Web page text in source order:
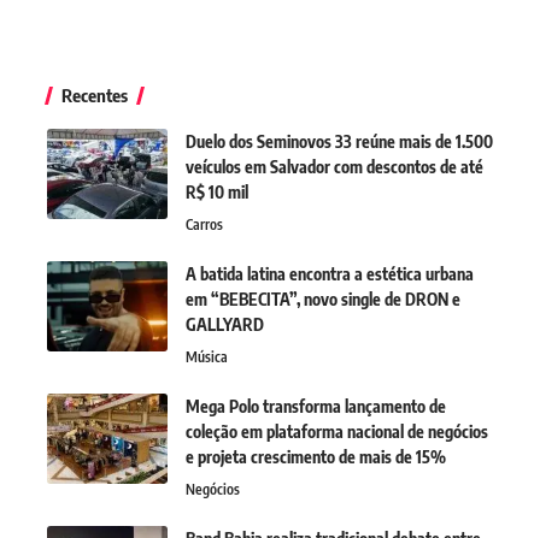
Recentes
Duelo dos Seminovos 33 reúne mais de 1.500
veículos em Salvador com descontos de até
R$ 10 mil
Carros
A batida latina encontra a estética urbana
em “BEBECITA”, novo single de DRON e
GALLYARD
Música
Mega Polo transforma lançamento de
coleção em plataforma nacional de negócios
e projeta crescimento de mais de 15%
Negócios